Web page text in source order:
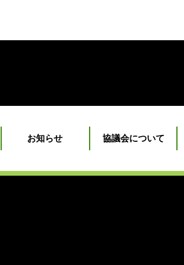
お知らせ 協議会について